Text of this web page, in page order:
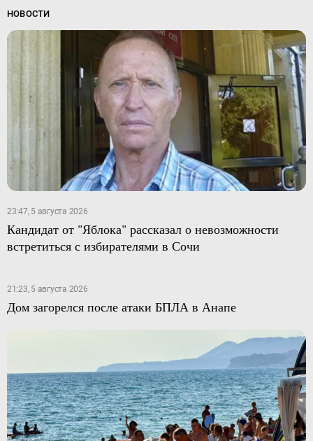
НОВОСТИ
23:47, 5 августа 2026
Кандидат от "Яблока" рассказал о невозможности
встретиться с избирателями в Сочи
21:23, 5 августа 2026
Дом загорелся после атаки БПЛА в Анапе